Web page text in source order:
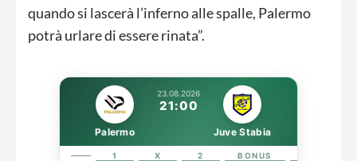
quando si lascerà l’inferno alle spalle, Palermo
potrà urlare di essere rinata”.
23.08.2026
21:00
Palermo Juve Stabia
1 X 2 BONUS